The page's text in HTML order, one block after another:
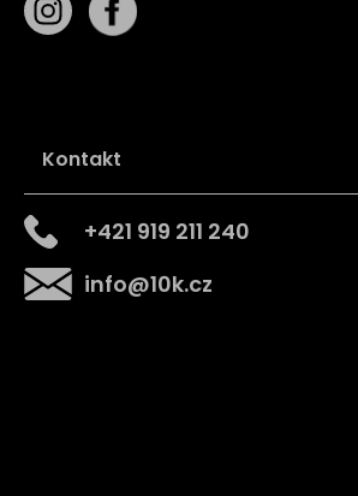
Kontakt
info@10k.cz
+421 919 211 240